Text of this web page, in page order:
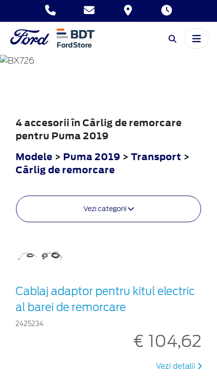
PUMA
4 accesorii în Cârlig de remorcare
pentru Puma 2019
Modele > Puma 2019 > Transport >
Cârlig de remorcare
Vezi categorii
Cablaj adaptor pentru kitul electric
al barei de remorcare
2425234
€ 104,62
Vezi detalii